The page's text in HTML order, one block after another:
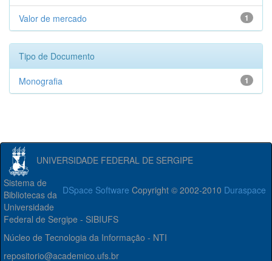
1
Valor de mercado
Tipo de Documento
1
Monografia
UNIVERSIDADE FEDERAL DE SERGIPE
DSpace Software Copyright © 2002-2010 Duraspace
Sistema de
Bibliotecas da
Universidade
Federal de Sergipe - SIBIUFS
Núcleo de Tecnologia da Informação - NTI
repositorio@academico.ufs.br